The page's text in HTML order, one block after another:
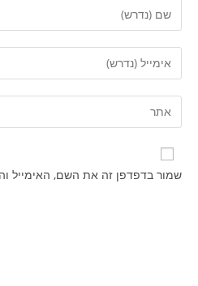
שמור בדפדפן זה את השם, האימייל